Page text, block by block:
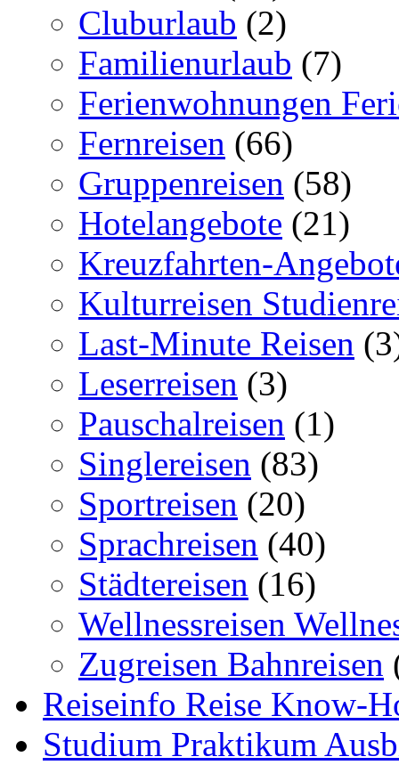
Cluburlaub (2)
Familienurlaub (7)
Ferienwohnungen
Fernreisen (66)
Gruppenreisen (58)
Hotelangebote (21)
Kreuzfahrten-
Kulturreisen
Last-Minute Reisen
Leserreisen (3)
Pauschalreisen (1)
Singlereisen (83)
Sportreisen (20)
Sprachreisen (40)
Städtereisen (16)
Wellnessreisen
Zugreisen Bahnreisen
Reiseinfo Reise Know-
Studium Praktikum